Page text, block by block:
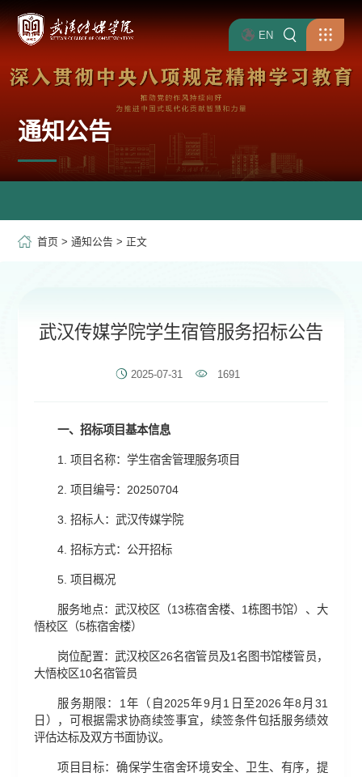
EN
通知公告
首页 >通知公告 > 正文
武汉传媒学院学生宿管服务招标公告
2025-07-31 1691
一、招标项目基本信息
1. 项目名称：学生宿舍管理服务项目
2. 项目编号：20250704
3. 招标人：武汉传媒学院
4. 招标方式：公开招标
5. 项目概况
服务地点：武汉校区（13栋宿舍楼、1栋图书馆）、大
悟校区（5栋宿舍楼）
岗位配置：武汉校区26名宿管员及1名图书馆楼管员，
大悟校区10名宿管员
服务期限：1年（自2025年9月1日至2026年8月31
日），可根据需求协商续签事宜，续签条件包括服务绩效
评估达标及双方书面协议。
项目目标：确保学生宿舍环境安全、卫生、有序，提